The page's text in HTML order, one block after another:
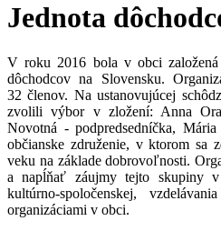
Jednota
V roku 2016 bola v obci založená
dôchodcov na Slovensku.
32 členov. Na ustanovujúcej
zvolili výbor v zložení: Anna
Novotná - podpredsedníčka,
občianske združenie, v ktorom sa
veku na základe dobrovoľnosti.
a napĺňať záujmy tejto skupiny v
kultúrno-spoločenskej,
organizáciami v obci.